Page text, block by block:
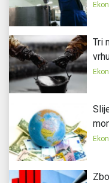
Tri